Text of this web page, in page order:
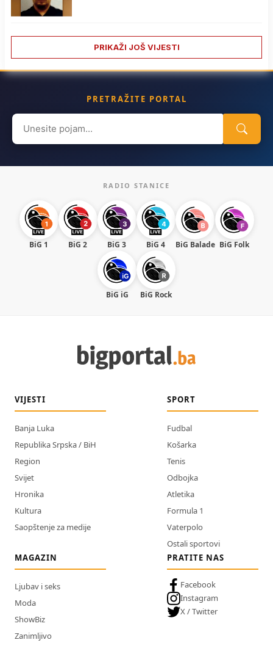
PRIKAŽI JOŠ VIJESTI
PRETRAŽITE PORTAL
Search
for:
RADIO STANICE
BiG 1 BiG 2 BiG 3 BiG 4 BiG Balade BiG Folk
BiG iG BiG Rock
VIJESTI
Banja Luka
Republika Srpska / BiH
Region
Svijet
Hronika
Kultura
Saopštenje za medije
SPORT
Fudbal
Košarka
Tenis
Odbojka
Atletika
Formula 1
Vaterpolo
Ostali sportovi
MAGAZIN
Ljubav i seks
Moda
ShowBiz
Zanimljivo
PRATITE NAS
Facebook
Instagram
X / Twitter